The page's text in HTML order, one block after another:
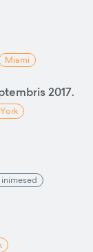
Miami
2017.